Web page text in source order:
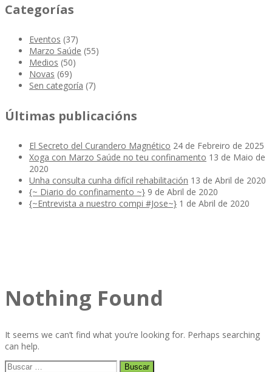
Categorías
Eventos (37)
Marzo Saúde (55)
Medios (50)
Novas (69)
Sen categoría (7)
Últimas publicacións
El Secreto del Curandero Magnético 24 de Febreiro de 2025
Xoga con Marzo Saúde no teu confinamento 13 de Maio de
2020
Unha consulta cunha difícil rehabilitación 13 de Abril de 2020
{~ Diario do confinamento ~} 9 de Abril de 2020
{~Entrevista a nuestro compi #Jose~} 1 de Abril de 2020
Nothing Found
It seems we can’t find what you’re looking for. Perhaps searching
can help.
Buscar: